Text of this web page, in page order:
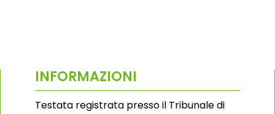
INFORMAZIONI
Testata registrata presso il Tribunale di